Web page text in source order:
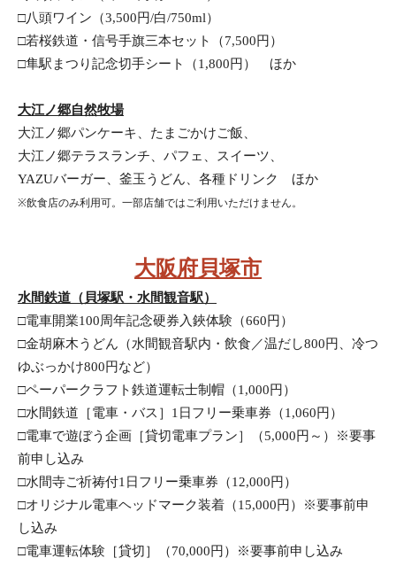
□八頭ワイン（3,500円/白/750ml）
□若桜鉄道・信号手旗三本セット（7,500円）
□隼駅まつり記念切手シート（1,800円）　ほか
大江ノ郷自然牧場
大江ノ郷パンケーキ、たまごかけご飯、
大江ノ郷テラスランチ、パフェ、スイーツ、
YAZUバーガー、釜玉うどん、各種ドリンク　ほか
※飲食店のみ利用可。一部店舗ではご利用いただけません。
大阪府貝塚市
水間鉄道（貝塚駅・水間観音駅）
□電車開業100周年記念硬券入鋏体験（660円）
□金胡麻木うどん（水間観音駅内・飲食／温だし800円、冷つ
ゆぶっかけ800円など）
□ペーパークラフト鉄道運転士制帽（1,000円）
□水間鉄道［電車・バス］1日フリー乗車券（1,060円）
□電車で遊ぼう企画［貸切電車プラン］（5,000円～）※要事
前申し込み
□水間寺ご祈祷付1日フリー乗車券（12,000円）
□オリジナル電車ヘッドマーク装着（15,000円）※要事前申
し込み
□電車運転体験［貸切］（70,000円）※要事前申し込み